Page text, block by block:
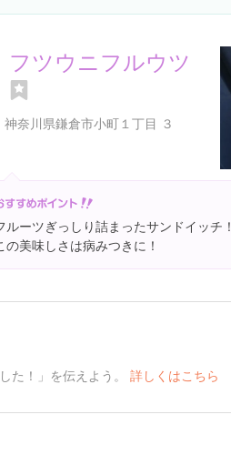
フツウニフルウツ
神奈川県鎌倉市小町１丁目 ３
ルーツぎっしり詰まったサンドイッチ！
の美味しさは病みつきに！
た！」を伝えよう。 詳しくはこちら